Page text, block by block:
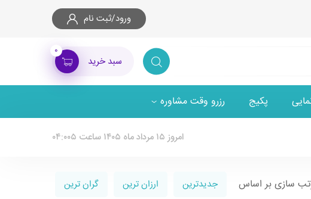
ورود/ثبت نام
سبد خرید
۰
پکیج رزرو وقت مشاوره
امروز ۱۵ مرداد ماه ۱۴۰۵ ساعت ۰۴:۰۰۵
سازی بر اساس جدیدترین ارزان ترین گران ترین